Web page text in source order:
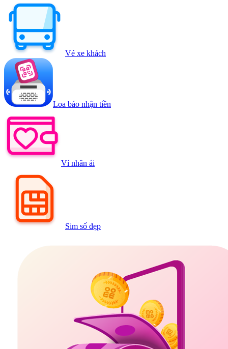
Vé xe khách
Loa báo nhận tiền
Ví nhân ái
Sim số đẹp